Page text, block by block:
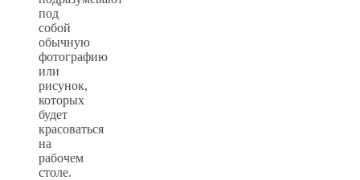
под
собой
обычную
фотографию
или
рисунок,
которых
будет
красоваться
на
рабочем
столе.